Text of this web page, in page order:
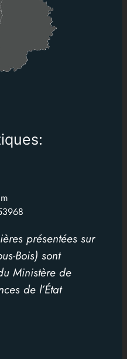
présentées sur
Bois) sont
Ministère de
de l’État